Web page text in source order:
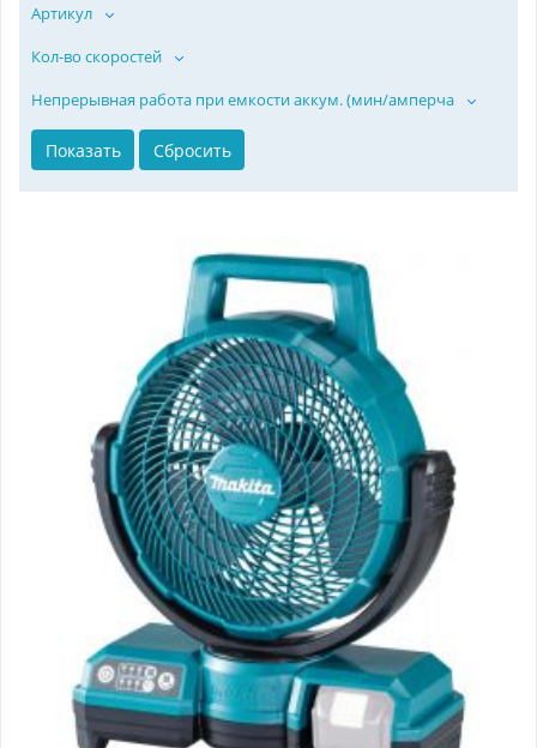
Артикул
Кол-во скоростей
Непрерывная работа при емкости аккум. (мин/амперча